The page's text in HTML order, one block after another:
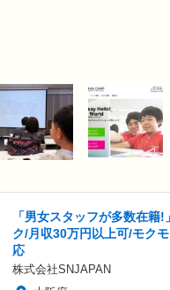
「男女スタッフが多数在籍
ク/月収30万円以上可/モク
応
株式会社SNJAPAN